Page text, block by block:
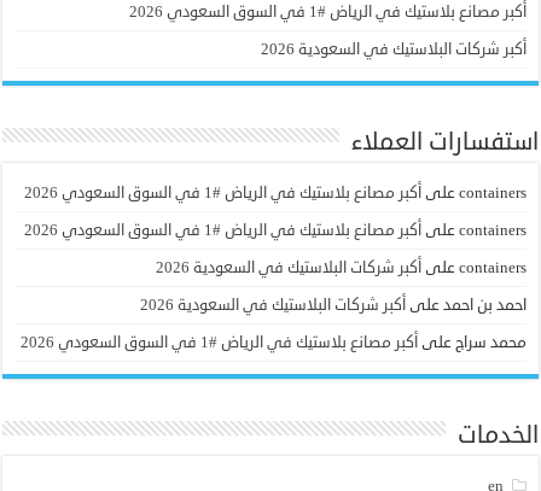
أكبر مصانع بلاستيك في الرياض #1 في السوق السعودي 2026
أكبر شركات البلاستيك في السعودية 2026
استفسارات العملاء
containers علىأكبر مصانع بلاستيك في الرياض #1 في السوق السعودي 2026
containers علىأكبر مصانع بلاستيك في الرياض #1 في السوق السعودي 2026
containers علىأكبر شركات البلاستيك في السعودية 2026
احمد بن احمد علىأكبر شركات البلاستيك في السعودية 2026
محمد سراج علىأكبر مصانع بلاستيك في الرياض #1 في السوق السعودي 2026
الخدمات
en